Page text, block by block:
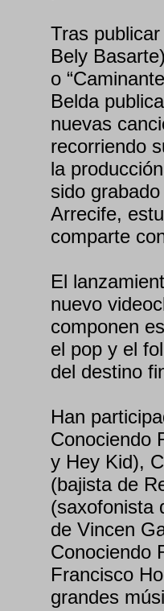
Tras
Bely
o
Belda
nuevas
recorriendo
la
sido
Arrecife,
comparte
El
nuevo
componen
el pop y el
del destino
Han
Conociendo
y Hey Kid),
(bajista de
(saxofonista
de Vincen
Conociendo
Francisco
grandes